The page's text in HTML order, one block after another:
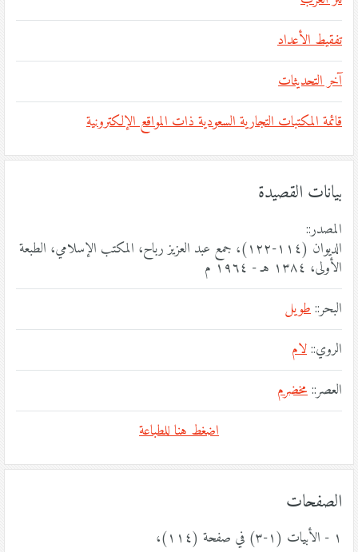
تفقيط الأعداد
آخر التحديثات
قائمة المكتبات التجارية السعودية ذات المواقع الإلكترونية
بيانات القصيدة
المصدر::
الديوان (١١٤-١٢٢)، جمع عبد العزيز رباح، المكتب الإسلامي، الطبعة
الأولى، ١٣٨٤ هـ - ١٩٦٤ م
البحر::طويل
الروي::لام
العصر::مخضرم
اضغط هنا للطباعة
الصفحات
١ - الأبيات (١-٣) في صفحة (١١٤)،